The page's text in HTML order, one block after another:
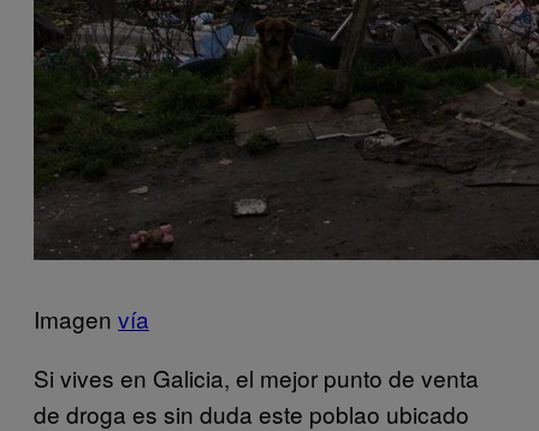
Imagen vía
Si vives en Galicia, el mejor punto de venta
de droga es sin duda este poblao ubicado